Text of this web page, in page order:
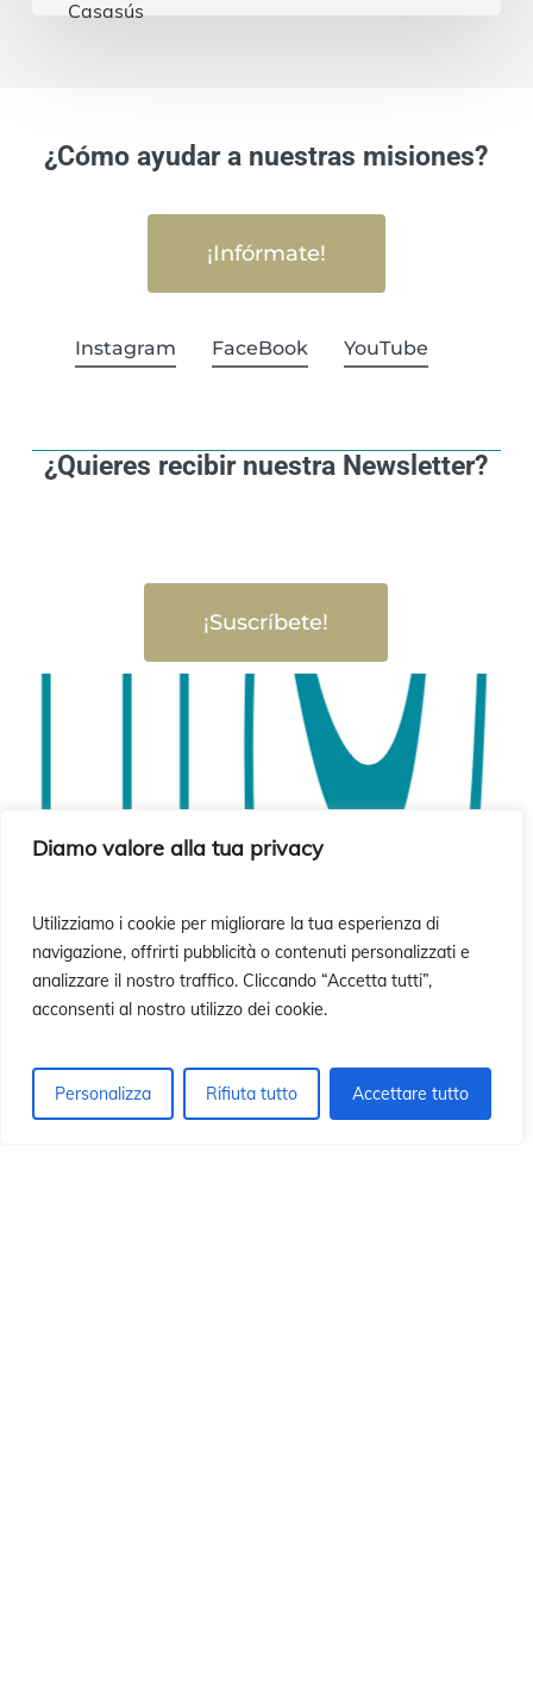
Diamo valore alla tua privacy
Utilizziamo i cookie per migliorare la tua esperienza di
navigazione, offrirti pubblicità o contenuti personalizzati e
analizzare il nostro traffico. Cliccando “Accetta tutti”,
acconsenti al nostro utilizzo dei cookie.
Personalizza Rifiuta tutto Accettare tutto
¿Cómo ayudar a nuestras misiones?
¡Infórmate!
Instagram FaceBook YouTube
¿Quieres recibir nuestra Newsletter?
¡Suscríbete!